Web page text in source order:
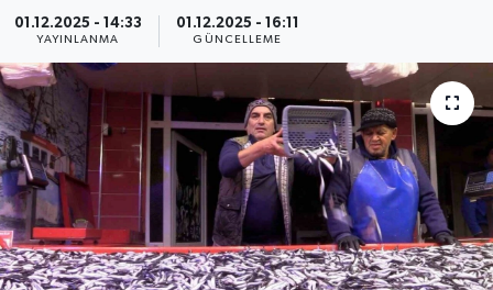
01.12.2025 - 14:33
YAYINLANMA
01.12.2025 - 16:11
GÜNCELLEME